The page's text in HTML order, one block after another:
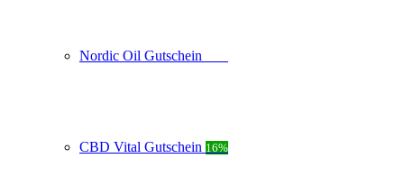
Nordic Oil Gutschein
CBD Vital Gutschein 16%